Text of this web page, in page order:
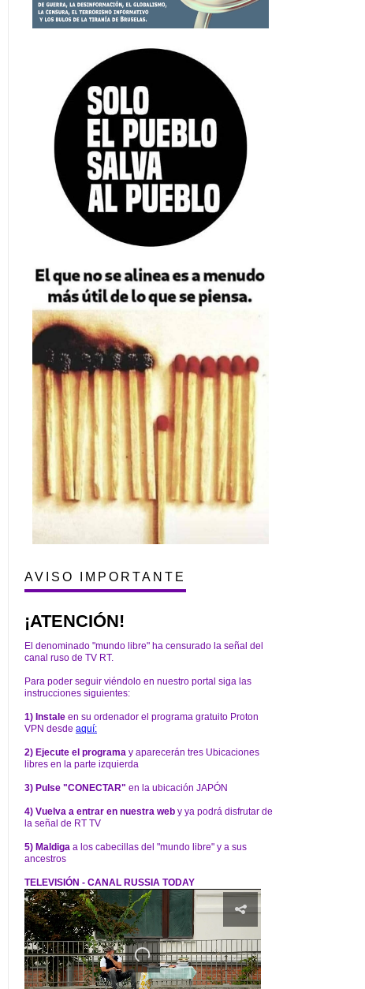
AVISO IMPORTANTE
¡ATENCIÓN!
El denominado "mundo libre" ha censurado la señal del
canal ruso de TV RT.
Para poder seguir viéndolo en nuestro portal siga las
instrucciones siguientes:
1) Instale en su ordenador el programa gratuito Proton
VPN desde aquí:
2) Ejecute el programa y aparecerán tres Ubicaciones
libres en la parte izquierda
3) Pulse "CONECTAR" en la ubicación JAPÓN
4) Vuelva a entrar en nuestra web y ya podrá disfrutar de
la señal de RT TV
5) Maldiga a los cabecillas del "mundo libre" y a sus
ancestros
TELEVISIÓN - CANAL RUSSIA TODAY